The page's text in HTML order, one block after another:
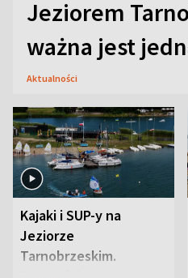
Jeziorem
ważna jest
Aktualności
Kajaki i SUP-y na
Jeziorze
Tarnobrzeskim.